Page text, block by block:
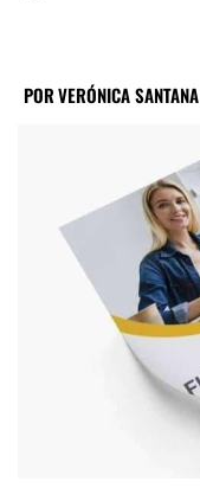
PORVERÓNICA SANTANA